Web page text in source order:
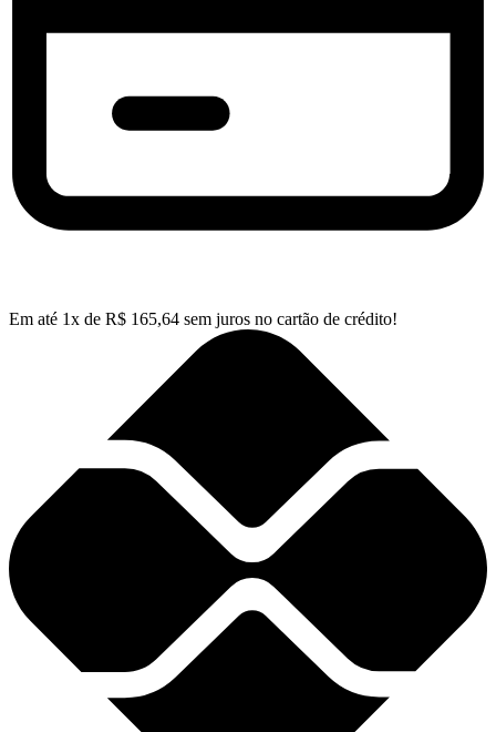
Em até 1x de R$ 165,64 sem juros no cartão de crédito!